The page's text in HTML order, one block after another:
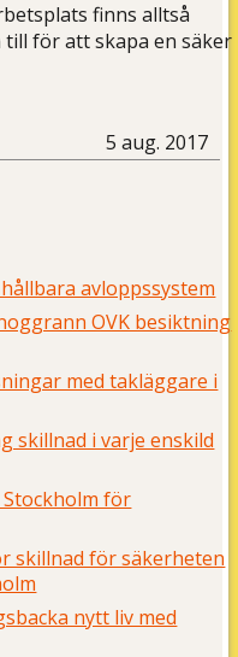
finns alltså
för att skapa en säker
5 aug. 2017
avloppssystem
OVK besiktning
med takläggare i
skillnad i varje enskild
för
skillnad för säkerheten
nytt liv med